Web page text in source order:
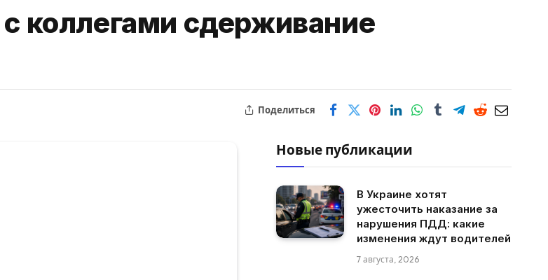
коллегами сдерживание
Поделиться
Новые публикации
В Украине хотят
ужесточить наказание за
нарушения ПДД: какие
изменения ждут водителей
7 августа, 2026